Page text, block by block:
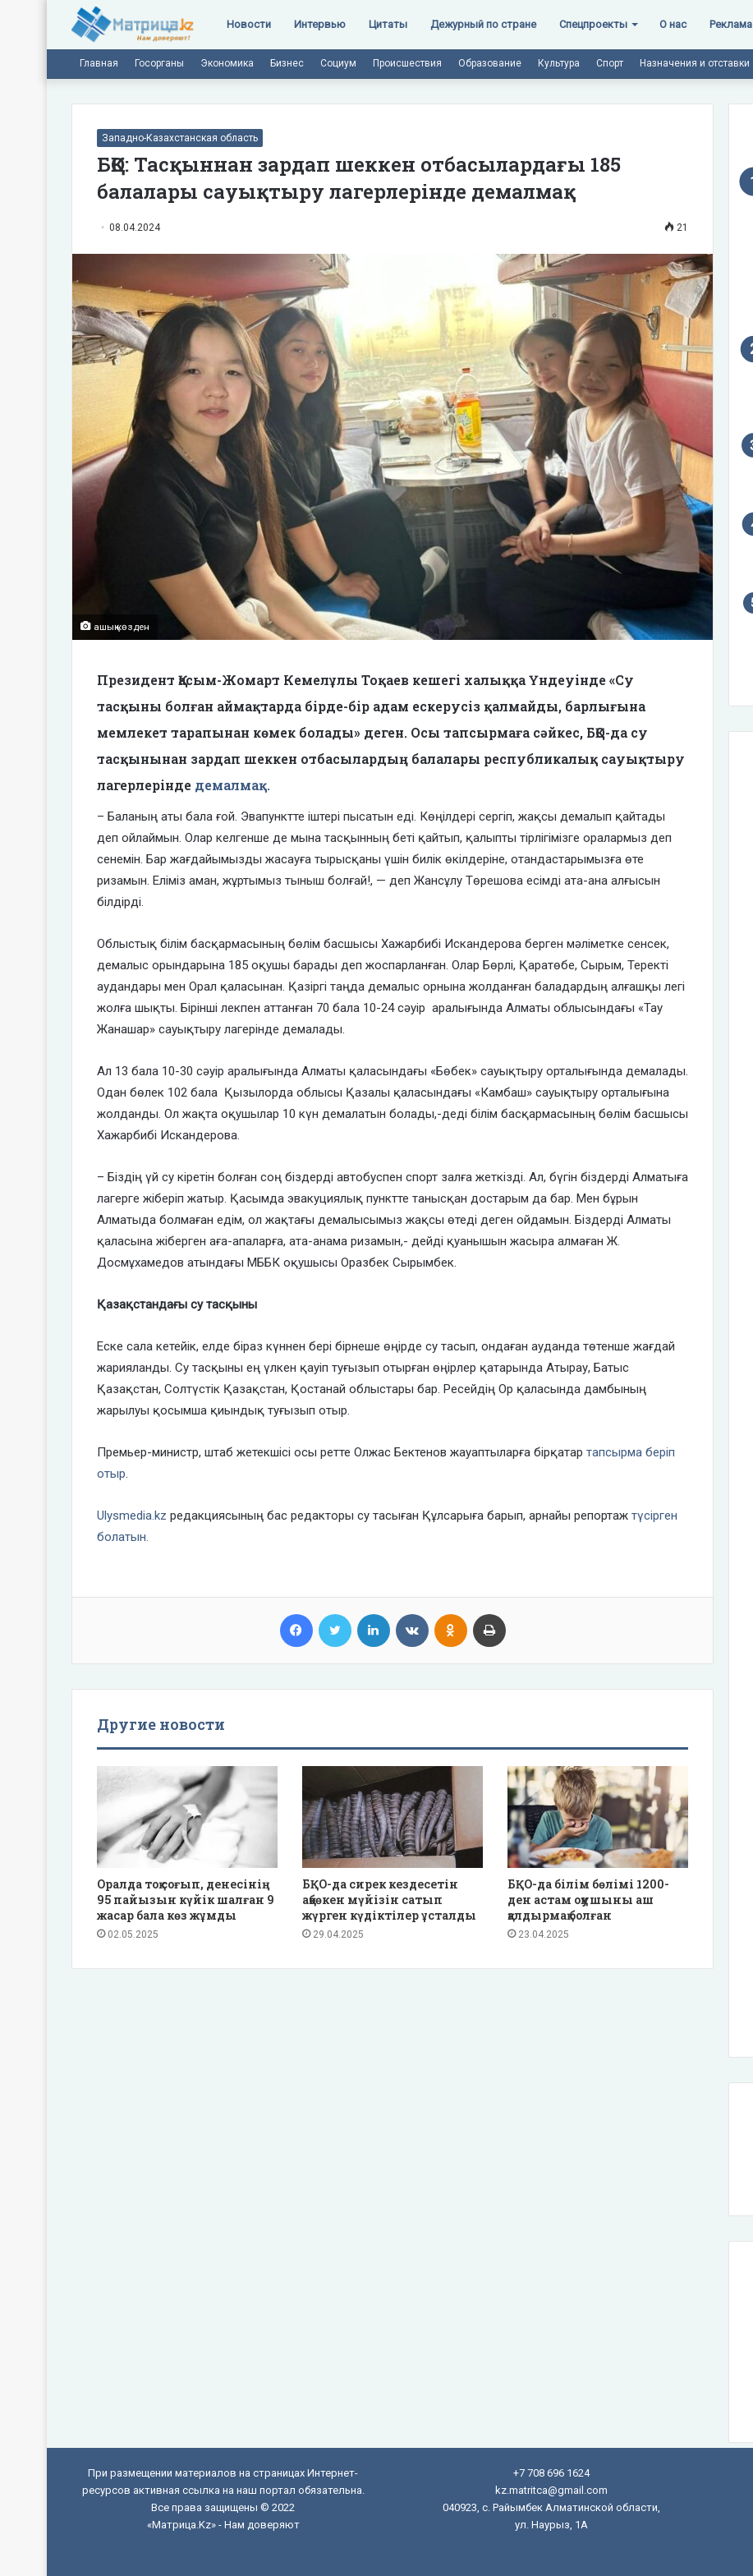
Новости Интервью Цитаты Дежурный по стране Спецпроекты О нас Реклама
Главная Госорганы Экономика Бизнес Социум Происшествия Образование Культура Спорт Назначения и отставки
Западно-Казахстанская область
БҚО: Тасқыннан зардап шеккен отбасылардағы 185
балалары сауықтыру лагерлерінде демалмақ
08.04.2024 21
ашық көзден
Президент Қасым-Жомарт Кемелұлы Тоқаев кешегі халыққа Үндеуінде «Су
тасқыны болған аймақтарда бірде-бір адам ескерусіз қалмайды, барлығына
мемлекет тарапынан көмек болады» деген. Осы тапсырмаға сәйкес, БҚО-да су
тасқынынан зардап шеккен отбасылардың балалары республикалық сауықтыру
лагерлерінде демалмақ.
– Баланың аты бала ғой. Эвапунктте іштері пысатын еді. Көңілдері сергіп, жақсы демалып қайтады
деп ойлаймын. Олар келгенше де мына тасқынның беті қайтып, қалыпты тірлігімізге оралармыз деп
сенемін. Бар жағдайымызды жасауға тырысқаны үшін билік өкілдеріне, отандастарымызға өте
ризамын. Еліміз аман, жұртымыз тыныш болғай!, — деп Жансұлу Төрешова есімді ата-ана алғысын
білдірді.
Облыстық білім басқармасының бөлім басшысы Хажарбибі Искандерова берген мәліметке сенсек,
демалыс орындарына 185 оқушы барады деп жоспарланған. Олар Бөрлі, Қаратөбе, Сырым, Теректі
аудандары мен Орал қаласынан. Қазіргі таңда демалыс орнына жолданған баладардың алғашқы легі
жолға шықты. Бірінші лекпен аттанған 70 бала 10-24 сәуір аралығында Алматы облысындағы «Тау
Жанашар» сауықтыру лагерінде демалады.
Ал 13 бала 10-30 сәуір аралығында Алматы қаласындағы «Бөбек» сауықтыру орталығында демалады.
Одан бөлек 102 бала Қызылорда облысы Қазалы қаласындағы «Камбаш» сауықтыру орталығына
жолданды. Ол жақта оқушылар 10 күн демалатын болады,-деді білім басқармасының бөлім басшысы
Хажарбибі Искандерова.
– Біздің үй су кіретін болған соң біздерді автобуспен спорт залға жеткізді. Ал, бүгін біздерді Алматыға
лагерге жіберіп жатыр. Қасымда эвакуциялық пунктте танысқан достарым да бар. Мен бұрын
Алматыда болмаған едім, ол жақтағы демалысымыз жақсы өтеді деген ойдамын. Біздерді Алматы
қаласына жіберген аға-апаларға, ата-анама ризамын,- дейді қуанышын жасыра алмаған Ж.
Досмұхамедов атындағы МББК оқушысы Оразбек Сырымбек.
Қазақстандағы су тасқыны
Еске сала кетейік, елде біраз күннен бері бірнеше өңірде су тасып, ондаған ауданда төтенше жағдай
жарияланды. Су тасқыны ең үлкен қауіп туғызып отырған өңірлер қатарында Атырау, Батыс
Қазақстан, Солтүстік Қазақстан, Қостанай облыстары бар. Ресейдің Ор қаласында дамбының
жарылуы қосымша қиындық туғызып отыр.
Премьер-министр, штаб жетекшісі осы ретте Олжас Бектенов жауаптыларға бірқатар тапсырма беріп
отыр
Ulysmedia.kz редакциясының бас редакторы су тасыған Құлсарыға барып, арнайы репортаж түсірген
болатын.
Facebook Twitter LinkedIn VKontakteOdnoklassniki
Другие новости
Оралда тоқ соғып, денесінің
95 пайызын күйік шалған 9
жасар бала көз жұмды
02.05.2025
БҚО-да сирек кездесетін
ақбөкен мүйізін сатып
жүрген күдіктілер ұсталды
29.04.2025
БҚО-да білім бөлімі 1200-
ден астам оқушыны аш
қалдырмақ болған
23.04.2025
При размещении материалов на страницах Интернет-
ресурсов активная ссылка на наш портал обязательна.
Все права защищены © 2022
«Матрица.Kz» - Нам доверяют
+7 708 696 1624
kz.matritca@gmail.com
040923, с. Райымбек Алматинской области,
ул. Наурыз, 1А